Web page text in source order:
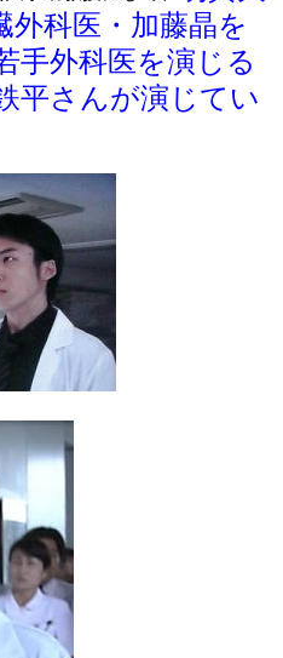
外科医・加藤晶を
手外科医を演じる
平さんが演じてい